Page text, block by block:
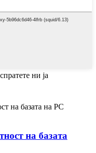
ни ја
на базата